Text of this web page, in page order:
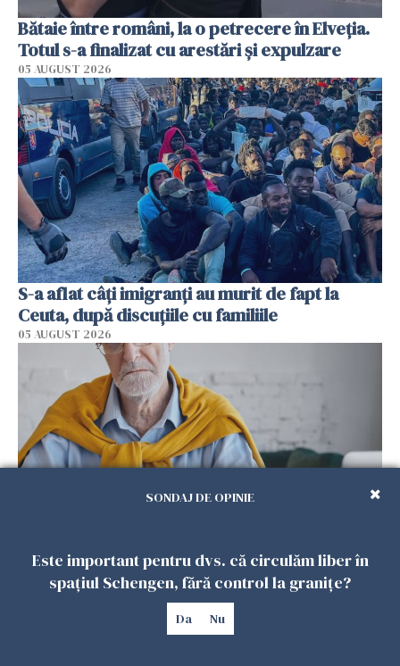
Bătaie între români, la o petrecere în Elveția.
Totul s-a finalizat cu arestări și expulzare
05 AUGUST 2026
S-a aflat câți imigranți au murit de fapt la
Ceuta, după discuțiile cu familiile
05 AUGUST 2026
Tot mai mulți germani continuă să lucreze și
după pensionare
SONDAJ DE OPINIE
Este important pentru dvs. că circulăm liber în
spațiul Schengen, fără control la granițe?
Da Nu